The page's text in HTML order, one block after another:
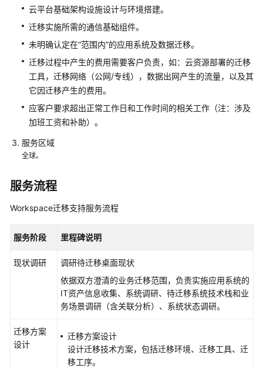
数
仓
库
专
家
务
付
实
务
数
据
库
迁
服
云平台基础架构设施设计与环境搭建。
迁移实施所需的通信基础组件。
未明确认定在“范围内”的应用系统及数据迁移。
迁移过程中产生的费用需要客户负责，如：云资源部署的迁移
工具，迁移网络（公网/专线），数据出网产生的流量，以及其
它因迁移产生的费用。
应客户要求超出正常工作日和工作时间的相关工作（注：涉及
加班工资和补助）。
服务区域
全球。
服务流程
Workspace迁移支持服务流程
服务阶段 里程碑说明
现状调研
调研待迁移桌面现状
依据双方澄清的业务迁移范围，负责实施应用系统的
IT资产信息收集、系统调研、待迁移系统技术栈和业
务场景调研（含关联分析）、系统状态调研。
迁移方案
设计
迁移方案设计
设计迁移技术方案，包括迁移环境、迁移工具、迁
移工序。